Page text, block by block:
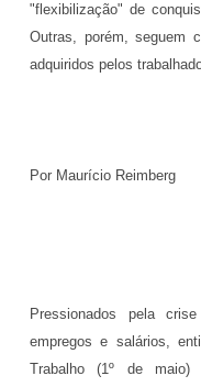
"flexibilização" de
Outras, porém, seguem
adquiridos pelos
Por Maurício Reimberg
Pressionados pela
empregos e salários,
Trabalho (1º de